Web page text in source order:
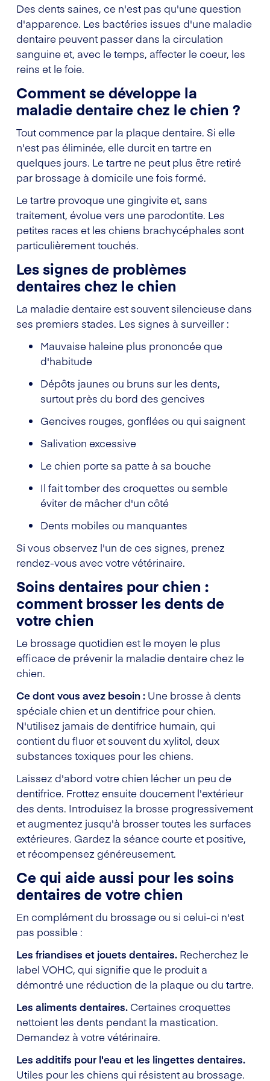
Des dents saines, ce n'est pas qu'une question
d'apparence. Les bactéries issues d'une maladie
dentaire peuvent passer dans la circulation
sanguine et, avec le temps, affecter le coeur, les
reins et le foie.
Comment se développe la
maladie dentaire chez le chien ?
Tout commence par la plaque dentaire. Si elle
n'est pas éliminée, elle durcit en tartre en
quelques jours. Le tartre ne peut plus être retiré
par brossage à domicile une fois formé.
Le tartre provoque une gingivite et, sans
traitement, évolue vers une parodontite. Les
petites races et les chiens brachycéphales sont
particulièrement touchés.
Les signes de problèmes
dentaires chez le chien
La maladie dentaire est souvent silencieuse dans
ses premiers stades. Les signes à surveiller :
Mauvaise haleine plus prononcée que
d'habitude
Dépôts jaunes ou bruns sur les dents,
surtout près du bord des gencives
Gencives rouges, gonflées ou qui saignent
Salivation excessive
Le chien porte sa patte à sa bouche
Il fait tomber des croquettes ou semble
éviter de mâcher d'un côté
Dents mobiles ou manquantes
Si vous observez l'un de ces signes, prenez
rendez-vous avec votre vétérinaire.
Soins dentaires pour chien :
comment brosser les dents de
votre chien
Le brossage quotidien est le moyen le plus
efficace de prévenir la maladie dentaire chez le
chien.
Ce dont vous avez besoin : Une brosse à dents
spéciale chien et un dentifrice pour chien.
N'utilisez jamais de dentifrice humain, qui
contient du fluor et souvent du xylitol, deux
substances toxiques pour les chiens.
Laissez d'abord votre chien lécher un peu de
dentifrice. Frottez ensuite doucement l'extérieur
des dents. Introduisez la brosse progressivement
et augmentez jusqu'à brosser toutes les surfaces
extérieures. Gardez la séance courte et positive,
et récompensez généreusement.
Ce qui aide aussi pour les soins
dentaires de votre chien
En complément du brossage ou si celui-ci n'est
pas possible :
Les friandises et jouets dentaires. Recherchez le
label VOHC, qui signifie que le produit a
démontré une réduction de la plaque ou du tartre.
Les aliments dentaires. Certaines croquettes
nettoient les dents pendant la mastication.
Demandez à votre vétérinaire.
Les additifs pour l'eau et les lingettes dentaires.
Utiles pour les chiens qui résistent au brossage.